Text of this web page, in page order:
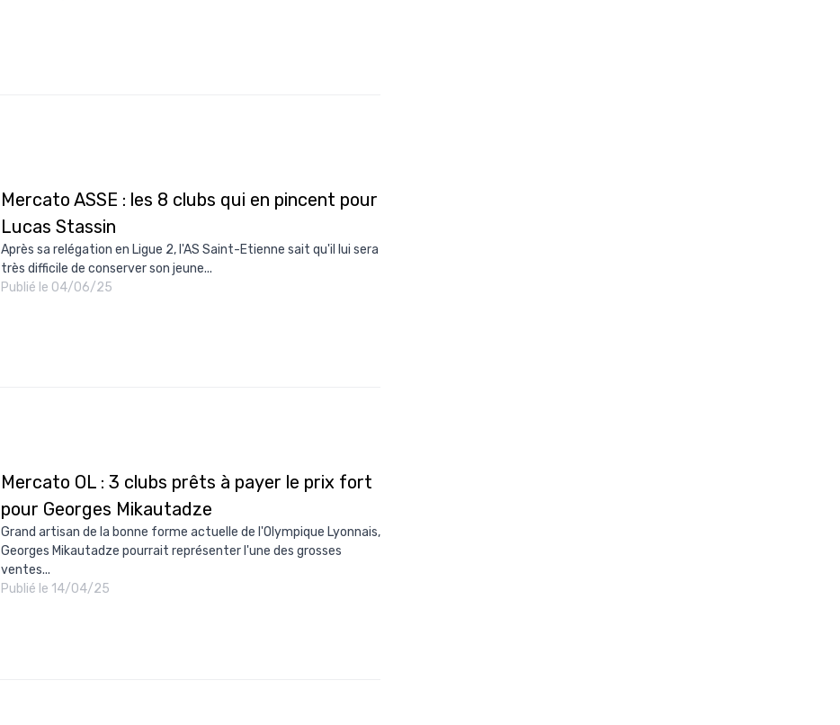
Mercato ASSE : les 8 clubs qui en pincent pour
Lucas Stassin
Après sa relégation en Ligue 2, l'AS Saint-Etienne sait qu'il lui sera
très difficile de conserver son jeune...
Publié le 04/06/25
Mercato OL : 3 clubs prêts à payer le prix fort
pour Georges Mikautadze
Grand artisan de la bonne forme actuelle de l'Olympique Lyonnais,
Georges Mikautadze pourrait représenter l'une des grosses
ventes...
Publié le 14/04/25